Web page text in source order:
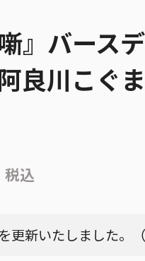
』バース
良川こぐま
税込
更新いたしました。